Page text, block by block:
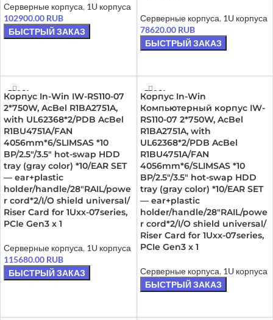
Серверные корпуса, 1U корпуса
102900.00 RUB
БЫСТРЫЙ ЗАКАЗ
Серверные корпуса, 1U корпуса
78620.00 RUB
БЫСТРЫЙ ЗАКАЗ
ПРОДА
НО
Корпус In-Win IW-RS110-07
2*750W, AcBel R1BA2751A,
with UL62368*2/PDB AcBel
R1BU4751A/FAN
4056mm*6/SLIMSAS *10
BP/2.5″/3.5″ hot-swap HDD
tray (gray color) *10/EAR SET
— ear+plastic
holder/handle/28″RAIL/powe
r cord*2/I/O shield universal/
Riser Card for 1Uxx-07series,
PCIe Gen3 x 1
Серверные корпуса, 1U корпуса
115680.00 RUB
БЫСТРЫЙ ЗАКАЗ
ПРОДА
НО
Корпус In-Win
Компьютерный корпус IW-
RS110-07 2*750W, AcBel
R1BA2751A, with
UL62368*2/PDB AcBel
R1BU4751A/FAN
4056mm*6/SLIMSAS *10
BP/2.5″/3.5″ hot-swap HDD
tray (gray color) *10/EAR SET
— ear+plastic
holder/handle/28″RAIL/powe
r cord*2/I/O shield universal/
Riser Card for 1Uxx-07series,
PCIe Gen3 x 1
Серверные корпуса, 1U корпуса
БЫСТРЫЙ ЗАКАЗ